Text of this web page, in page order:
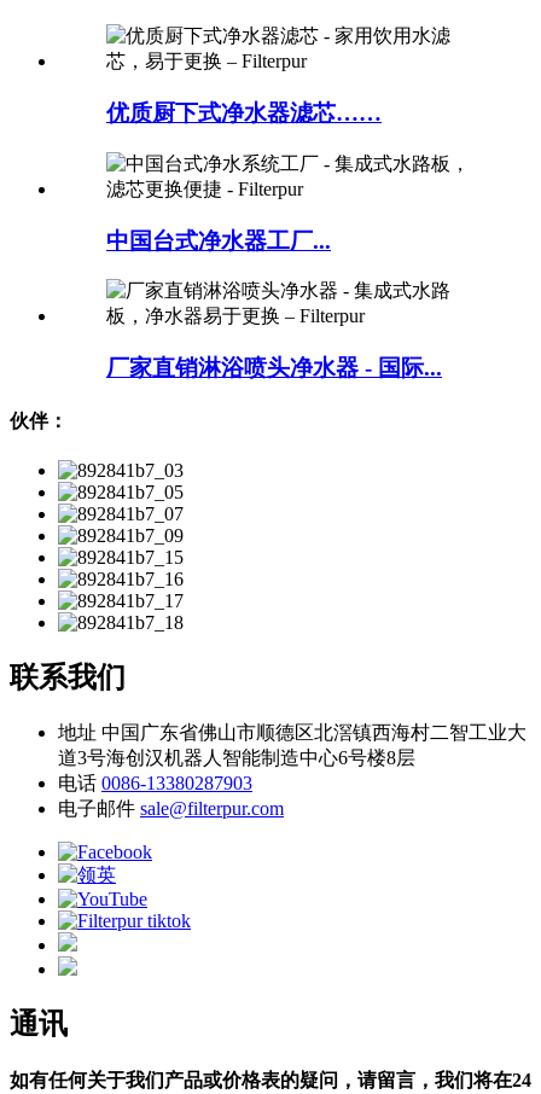
优质厨下式净水器滤芯……
中国台式净水器工厂...
厂家直销淋浴喷头净水器 - 国际...
伙伴：
联系我们
地址 中国广东省佛山市顺德区北滘镇西海村二智工业大
道3号海创汉机器人智能制造中心6号楼8层
电话 0086-13380287903
电子邮件 sale@filterpur.com
通讯
如有任何关于我们产品或价格表的疑问，请留言，我们将在24